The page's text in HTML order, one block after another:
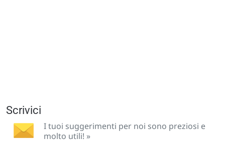
Scrivici
I tuoi suggerimenti per noi sono preziosi e
molto utili! »